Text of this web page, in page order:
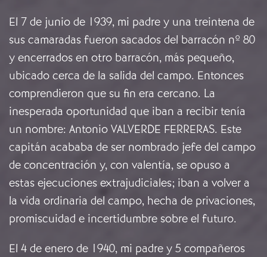
El 7 de junio de 1939, mi padre y una treintena de
sus camaradas fueron sacados del barracón nº 80
y encerrados en otro barracón, más pequeño,
ubicado cerca de la salida del campo. Entonces
comprendieron que su fin era cercano. La
inesperada oportunidad que iban a recibir tenía
un nombre: Antonio VALVERDE FERRERAS. Este
capitán acababa de ser nombrado jefe del campo
de concentración y, con valentía, se opuso a
estas ejecuciones extrajudiciales; iban a volver a
la vida ordinaria del campo, hecha de privaciones,
promiscuidad e incertidumbre sobre el futuro.
El 4 de enero de 1940, mi padre y 5 compañeros